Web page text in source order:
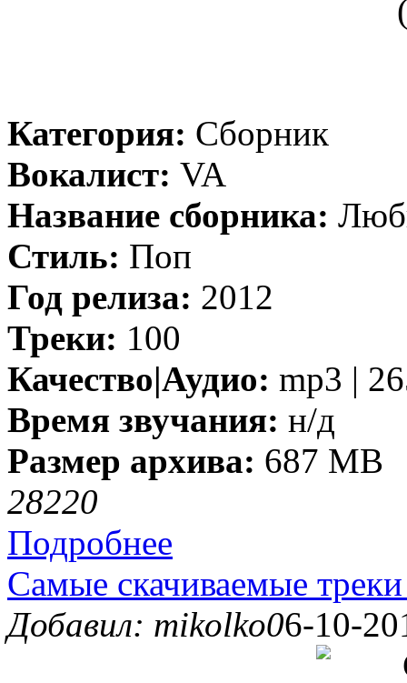
Категория: Сборник
Вокалист: VA
Название сборника:
Стиль: Поп
Год релиза: 2012
Треки: 100
Качество|Аудио: mp3 |
Время звучания: н/д
Размер архива: 687 MB
28220
Подробнее
Самые скачиваемые
Добавил: mikolko06-10-